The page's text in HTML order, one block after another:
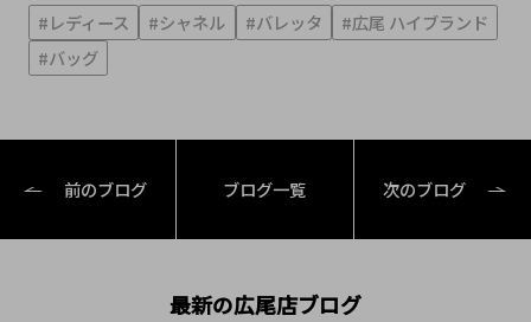
#レディース #シャネル #バレッタ
#広尾 ハイブランド
#バッグ
前のブログ ブログ一覧 次のブログ
最新の広尾店ブログ